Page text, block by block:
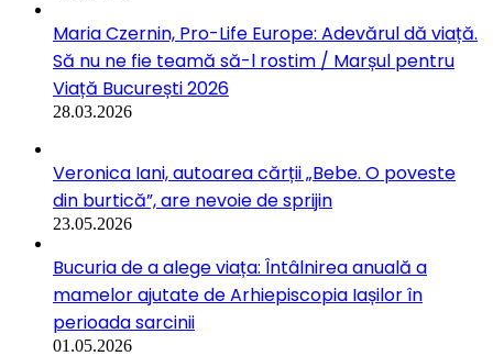
Maria Czernin, Pro-Life Europe: Adevărul dă viață.
Să nu ne fie teamă să-l rostim / Marșul pentru
Viață București 2026
28.03.2026
Veronica Iani, autoarea cărții „Bebe. O poveste
din burtică”, are nevoie de sprijin
23.05.2026
Bucuria de a alege viața: Întâlnirea anuală a
mamelor ajutate de Arhiepiscopia Iașilor în
perioada sarcinii
01.05.2026